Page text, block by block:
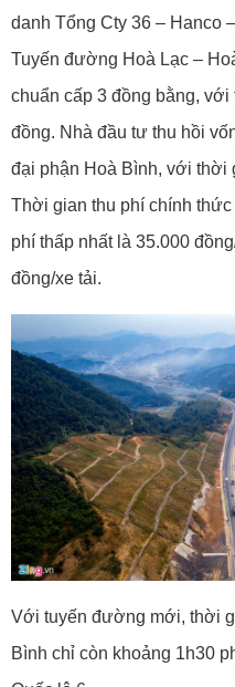
danh Tổng Cty 36 – Hanco
Tuyến đường Hoà Lạc –
chuẩn cấp 3 đồng bằng,
đồng. Nhà đầu tư thu hồi
đại phận Hoà Bình, với thời
Thời gian thu phí chính
phí thấp nhất là 35.000
đồng/xe tải.
Với tuyến đường mới, thời
Bình chỉ còn khoảng 1h30